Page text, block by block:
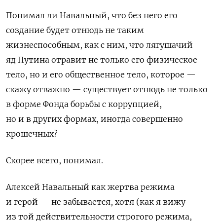
Понимал ли Навальный, что без него его
создание будет отнюдь не таким
жизнеспособным, как с ним, что лягушачий
яд Путина отравит не только его физическое
тело, но и его общественное тело, которое —
скажу отважно — существует отнюдь не только
в форме Фонда борьбы с коррупцией,
но и в других формах, иногда совершенно
крошечных?
Скорее всего, понимал.
Алексей Навальный как жертва режима
и герой — не забывается, хотя (как я вижу
из той действительности строгого режима,